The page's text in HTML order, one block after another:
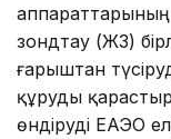
зондтау (ЖҚЗ)
ғарыштан
құруды
өндіруді ЕАЭО